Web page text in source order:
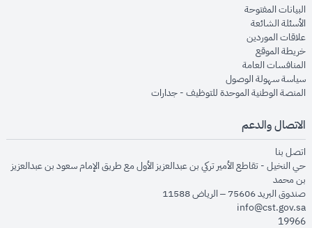
البيانات المفتوحةopens in new window
الأسئلة الشائعةopens in new window
علاقات الموردينopens in new window
خريطة الموقعopens in new window
المنافسات العامةopens in new window
سياسة سهولة الوصولopens in new window
المنصة الوطنية الموحدة للتوظيف - جداراتopens in new window
الاتصال والدعم
اتصل بنا
حي النخيل - تقاطع الأمير تركي بن عبدالعزيز الأول مع طريق الإمام سعود بن عبدالعزيز
بن محمد
صندوق البريد 75606 – الرياض 11588
info@cst.gov.sa
19966